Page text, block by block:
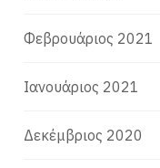
Φεβρουάριος 2021
Ιανουάριος 2021
Δεκέμβριος 2020